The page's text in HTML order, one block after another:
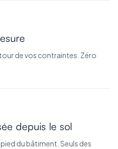
de vos contraintes. Zéro
depuis le sol
du bâtiment. Seuls des